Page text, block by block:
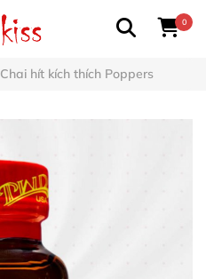
0
Chai hít kích thích Poppers